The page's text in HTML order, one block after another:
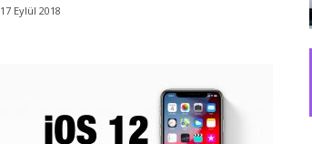
17 Eylül 2018